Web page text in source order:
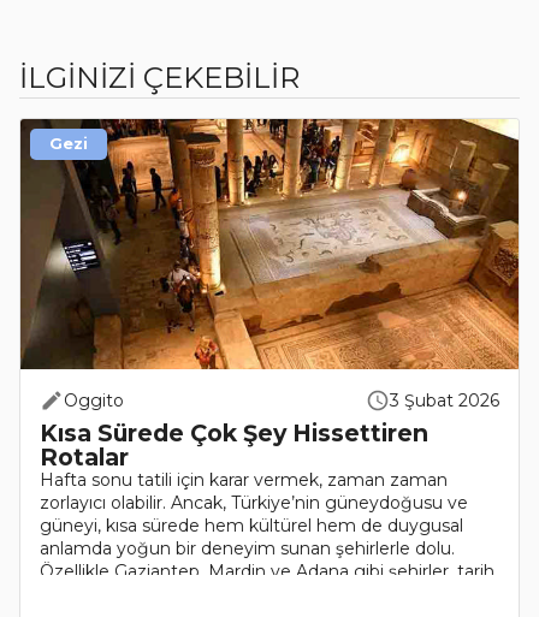
İLGİNİZİ ÇEKEBİLİR
Oggito 3 Şubat 2026
Kısa Sürede Çok Şey Hissettiren
Rotalar
Hafta sonu tatili için karar vermek, zaman zaman
zorlayıcı olabilir. Ancak, Türkiye’nin güneydoğusu ve
güneyi, kısa sürede hem kültürel hem de duygusal
anlamda yoğun bir deneyim sunan şehirlerle dolu.
Özellikle Gaziantep, Mardin ve Adana gibi şehirler, tarih,
Gezi